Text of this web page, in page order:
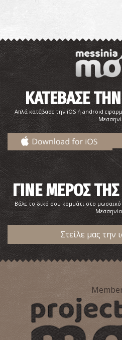
ΚΑΤΕΒΑΣΕ
Απλά κατέβασε την iOS ή android
ΓΙΝΕ ΜΕΡΟΣ
Βάλε το δικό σου κομμάτι στο
Στείλε μας την